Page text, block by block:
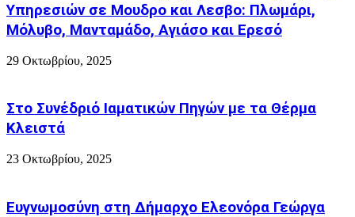
Υπηρεσιών σε Μουδρο και Λεσβο: Πλωμάρι,
Μόλυβο, Μανταμάδο, Αγιάσο και Ερεσό
29 Οκτωβρίου, 2025
Στο Συνέδριό Ιαματικών Πηγών με τα Θέρμα
Κλειστά
23 Οκτωβρίου, 2025
Ευγνωμοσύνη στη Δήμαρχο Ελεονόρα Γεώργα